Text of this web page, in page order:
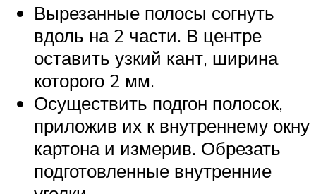
Вырезанные полосы согнуть
вдоль на 2 части. В центре
оставить узкий кант, ширина
которого 2 мм.
Осуществить подгон полосок,
приложив их к внутреннему окну
картона и измерив. Обрезать
подготовленные внутренние